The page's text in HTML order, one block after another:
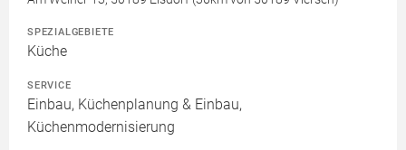
SPEZIALGEBIETE
Küche
SERVICE
Einbau, Küchenplanung & Einbau,
Küchenmodernisierung